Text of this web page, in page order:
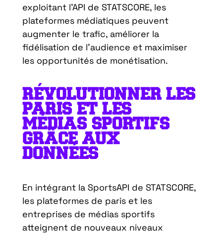
exploitant l’API de STATSCORE, les
plateformes médiatiques peuvent
augmenter le trafic, améliorer la
fidélisation de l’audience et maximiser
les opportunités de monétisation.
RÉVOLUTIONNER LES
PARIS ET LES
MÉDIAS SPORTIFS
GRÂCE AUX
DONNÉES
En intégrant la SportsAPI de STATSCORE,
les plateformes de paris et les
entreprises de médias sportifs
atteignent de nouveaux niveaux